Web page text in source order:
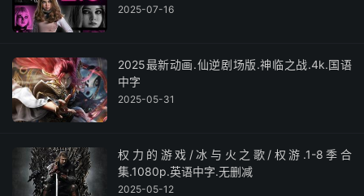
2025-07-16
2025最新动画.仙逆剧场版.神临之战.4k.国语
中字
2025-05-31
权力的游戏/冰与火之歌/权游.1-8季合
集.1080p.英语中字.无删减
2025-05-12